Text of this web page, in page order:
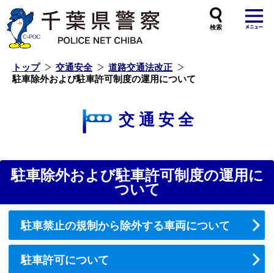
トップ 交通安全
道路交通法改正
駐車除外および駐車許可制度の運用について
交通安全
駐車除外および駐車許可制度の運用に
ついて
駐車禁止の規制から除外する車両について
駐車許可について